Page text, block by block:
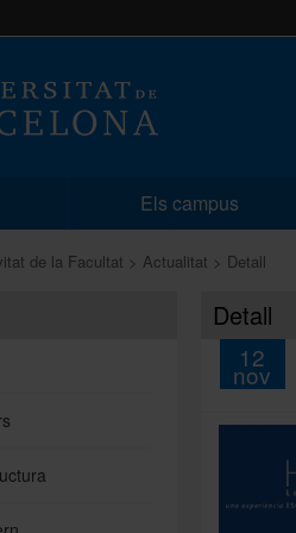
Els campus
de la Facultat Actualitat Detall
Detall
12
nov